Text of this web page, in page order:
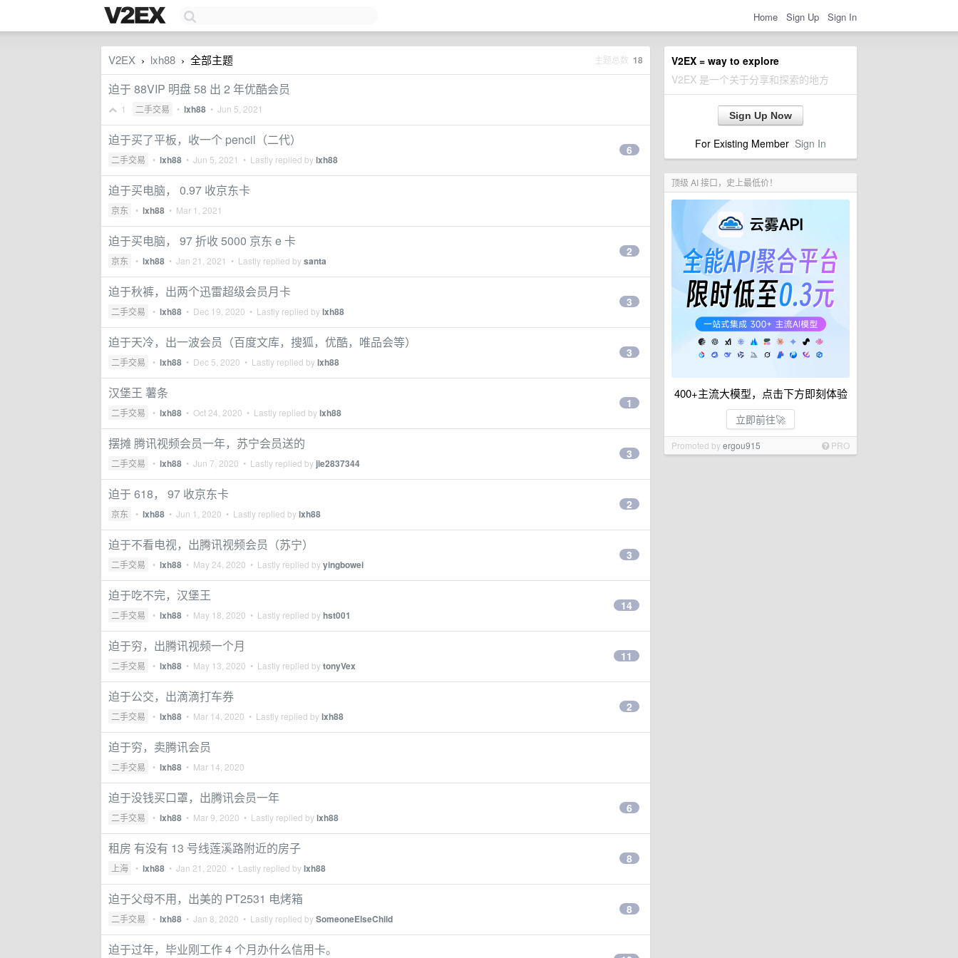
Home Sign Up Sign In
V2EX = way to explore
V2EX 是一个关于分享和探索的地方
Sign Up Now
For Existing Member Sign In
顶级 AI 接口，史上最低价！
400+主流大模型，点击下方即刻体验
立即前往🚀
Promoted byergou915 PRO
V2EX › lxh88 › 全部主题 主题总数 18
迫于 88VIP 明盘 58 出 2 年优酷会员
1 二手交易 • lxh88 • Jun 5, 2021
迫于买了平板，收一个 pencil（二代）
二手交易 • lxh88 • Jun 5, 2021 • Lastly replied bylxh88
6
迫于买电脑， 0.97 收京东卡
京东 • lxh88 • Mar 1, 2021
迫于买电脑， 97 折收 5000 京东 e 卡
京东 • lxh88 • Jan 21, 2021 • Lastly replied bysanta
2
迫于秋裤，出两个迅雷超级会员月卡
二手交易 • lxh88 • Dec 19, 2020 • Lastly replied bylxh88
3
迫于天冷，出一波会员（百度文库，搜狐，优酷，唯品会等）
二手交易 • lxh88 • Dec 5, 2020 • Lastly replied bylxh88
3
汉堡王 薯条
二手交易 • lxh88 • Oct 24, 2020 • Lastly replied bylxh88
1
摆摊 腾讯视频会员一年，苏宁会员送的
二手交易 • lxh88 • Jun 7, 2020 • Lastly replied by jie2837344
3
迫于 618， 97 收京东卡
京东 • lxh88 • Jun 1, 2020 • Lastly replied bylxh88
2
迫于不看电视，出腾讯视频会员（苏宁）
二手交易 • lxh88 • May 24, 2020 • Lastly replied byyingbowei
3
迫于吃不完，汉堡王
二手交易 • lxh88 • May 18, 2020 • Lastly replied byhst001
14
迫于穷，出腾讯视频一个月
二手交易 • lxh88 • May 13, 2020 • Lastly replied bytonyVex
11
迫于公交，出滴滴打车券
二手交易 • lxh88 • Mar 14, 2020 • Lastly replied bylxh88
2
迫于穷，卖腾讯会员
二手交易 • lxh88 • Mar 14, 2020
迫于没钱买口罩，出腾讯会员一年
二手交易 • lxh88 • Mar 9, 2020 • Lastly replied bylxh88
6
租房 有没有 13 号线莲溪路附近的房子
上海 • lxh88 • Jan 21, 2020 • Lastly replied bylxh88
8
迫于父母不用，出美的 PT2531 电烤箱
二手交易 • lxh88 • Jan 8, 2020 • Lastly replied bySomeoneElseChild
8
迫于过年，毕业刚工作 4 个月办什么信用卡。